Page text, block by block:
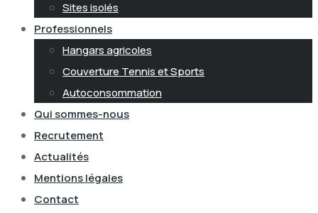
Sites isolés
Professionnels
Hangars agricoles
Couverture Tennis et Sports
Autoconsommation
Qui sommes-nous
Recrutement
Actualités
Mentions légales
Contact